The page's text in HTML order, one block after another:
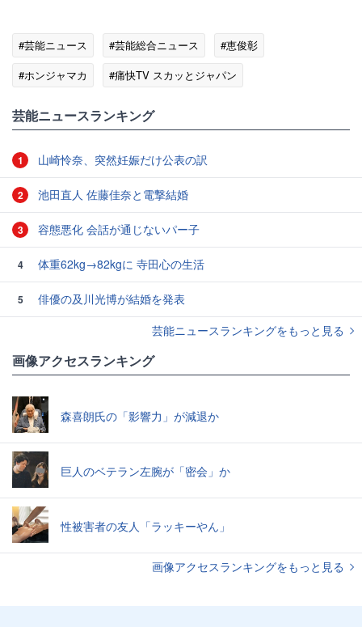
#芸能ニュース #芸能総合ニュース
#恵俊彰
#ホンジャマカ
#痛快TV スカッとジャパン
芸能ニュースランキング
1 山崎怜奈、突然妊娠だけ公表の訳
2 池田直人 佐藤佳奈と電撃結婚
3 容態悪化 会話が通じないパー子
4 体重62kg→82kgに 寺田心の生活
5
俳優の及川光博が結婚を発表
芸能ニュースランキングをもっと見る
画像アクセスランキング
森喜朗氏の「影響力」が減退か
巨人のベテラン左腕が「密会」か
性被害者の友人「ラッキーやん」
画像アクセスランキングをもっと見る